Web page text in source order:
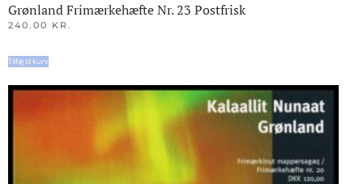
Grønland Frimærkehæfte Nr. 23 Postfrisk
240.00 KR.
Tilføj til kurv